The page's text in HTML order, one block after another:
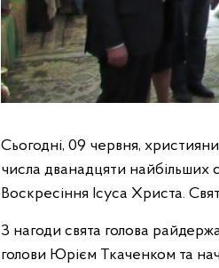
Сьогодні, 09 червня,
числа дванадцяти найбільших
Воскресіння Ісуса Христа.
З нагоди свята голова
голови Юрієм Ткаченком та